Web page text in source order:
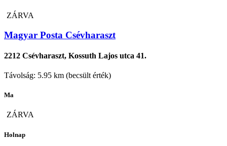
ZÁRVA
Magyar Posta Csévharaszt
2212 Csévharaszt, Kossuth Lajos utca 41.
Távolság: 5.95 km (becsült érték)
Ma
ZÁRVA
Holnap